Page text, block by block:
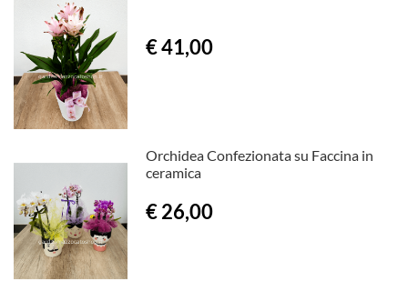
€ 41,00
Orchidea Confezionata su Faccina in
ceramica
€ 26,00